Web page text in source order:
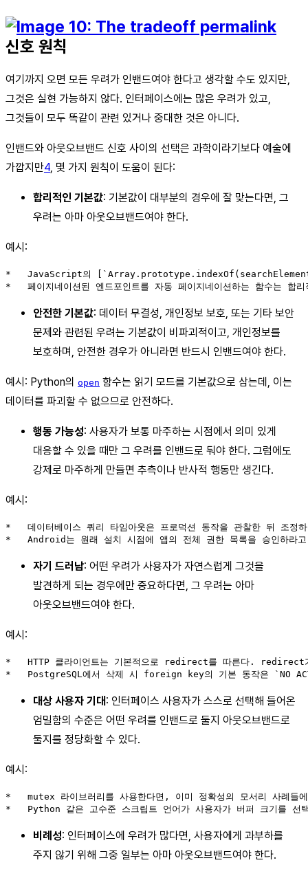
신호 원칙
여기까지 오면 모든 우려가 인밴드여야 한다고 생각할 수도 있지만,
그것은 실현 가능하지 않다. 인터페이스에는 많은 우려가 있고,
그것들이 모두 똑같이 관련 있거나 중대한 것은 아니다.
인밴드와 아웃오브밴드 신호 사이의 선택은 과학이라기보다 예술에
가깝지만4, 몇 가지 원칙이 도움이 된다:
합리적인 기본값: 기본값이 대부분의 경우에 잘 맞는다면, 그
우려는 아마 아웃오브밴드여야 한다.
예시:
*   JavaScript의 [`Array.prototype.indexOf(searchElement,
안전한 기본값: 데이터 무결성, 개인정보 보호, 또는 기타 보안
문제와 관련된 우려는 기본값이 비파괴적이고, 개인정보를
보호하며, 안전한 경우가 아니라면 반드시 인밴드여야 한다.
예시: Python의 open 함수는 읽기 모드를 기본값으로 삼는데, 이는
데이터를 파괴할 수 없으므로 안전하다.
행동 가능성: 사용자가 보통 마주하는 시점에서 의미 있게
대응할 수 있을 때만 그 우려를 인밴드로 둬야 한다. 그럼에도
강제로 마주하게 만들면 추측이나 반사적 행동만 생긴다.
예시:
*   데이터베이스 쿼리 타임아웃은 프로덕션 동작을 관찰한 뒤 조정
자기 드러남: 어떤 우려가 사용자가 자연스럽게 그것을
발견하게 되는 경우에만 중요하다면, 그 우려는 아마
아웃오브밴드여야 한다.
예시:
*   HTTP 클라이언트는 기본적으로 redirect를 따른다. redirect가
대상 사용자 기대: 인터페이스 사용자가 스스로 선택해 들어온
엄밀함의 수준은 어떤 우려를 인밴드로 둘지 아웃오브밴드로
둘지를 정당화할 수 있다.
예시:
*   mutex 라이브러리를 사용한다면, 이미 정확성의 모서리
비례성: 인터페이스에 우려가 많다면, 사용자에게 과부하를
주지 않기 위해 그중 일부는 아마 아웃오브밴드여야 한다.